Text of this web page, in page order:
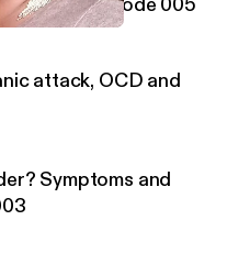
Episode 005
attack, OCD and
Symptoms and